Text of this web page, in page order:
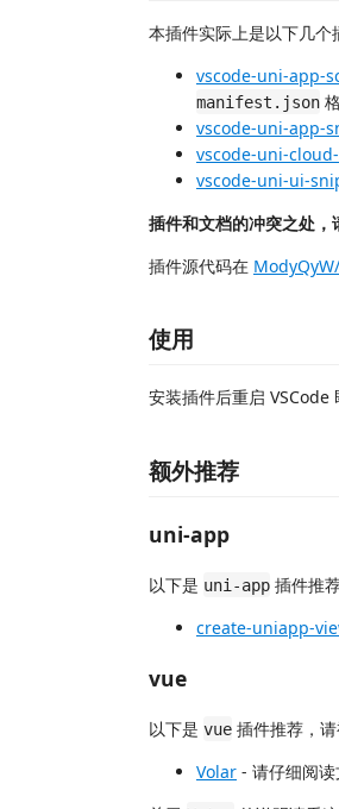
本插件实际上是以下几个
vscode-uni-app-
manifest.json
vscode-uni-app-
vscode-uni-
vscode-uni-ui-
插件和文档的冲突之处，
插件源代码在
使用
安装插件后重启 VSCode
额外推荐
uni-app
以下是 uni-app 插件推
create-uniapp-
vue
以下是 vue 插件推荐，请
Volar - 请仔细阅